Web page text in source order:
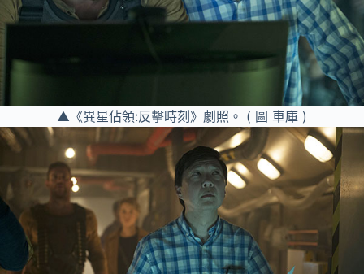
▲《異星佔領:反擊時刻》劇照。 ( 圖 車庫 )